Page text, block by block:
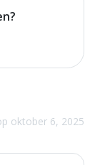
oktober 6, 2025